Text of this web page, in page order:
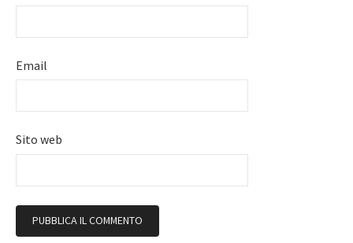
Email
Sito web